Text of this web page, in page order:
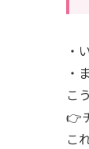
・
・
こ
👉
こ